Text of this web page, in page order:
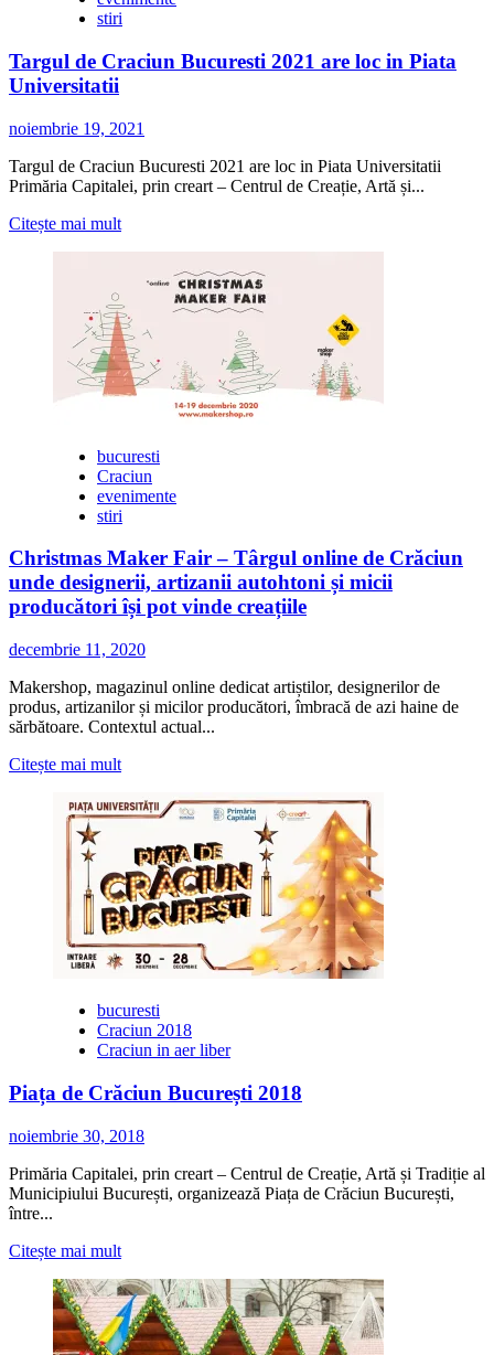
stiri
Targul de Craciun Bucuresti 2021 are loc in Piata
Universitatii
noiembrie 19, 2021
Targul de Craciun Bucuresti 2021 are loc in Piata Universitatii
Primăria Capitalei, prin creart – Centrul de Creație, Artă și...
Citește mai multCitește
despre
Targul
de
Craciun
Bucuresti
2021
are
Piata
Universitatii
bucuresti
Craciun
evenimente
stiri
Christmas Maker Fair – Târgul online de Crăciun
unde designerii, artizanii autohtoni și micii
producători își pot vinde creațiile
decembrie 11, 2020
Makershop, magazinul online dedicat artiștilor, designerilor de
produs, artizanilor și micilor producători, îmbracă de azi haine de
sărbătoare. Contextul actual...
Citește mai multCitește
multe
despre
Christmas
Maker
Fair
–
Târgul
online
de
unde
designerii,
artizanii
autohtoni
și
micii
își
vinde
creațiile
bucuresti
Craciun 2018
Craciun in aer liber
Piața de Crăciun București 2018
noiembrie 30, 2018
Primăria Capitalei, prin creart – Centrul de Creație, Artă și Tradiție al
Municipiului București, organizează Piața de Crăciun București,
între...
Citește mai multCitește
multe
despre
Piața
de